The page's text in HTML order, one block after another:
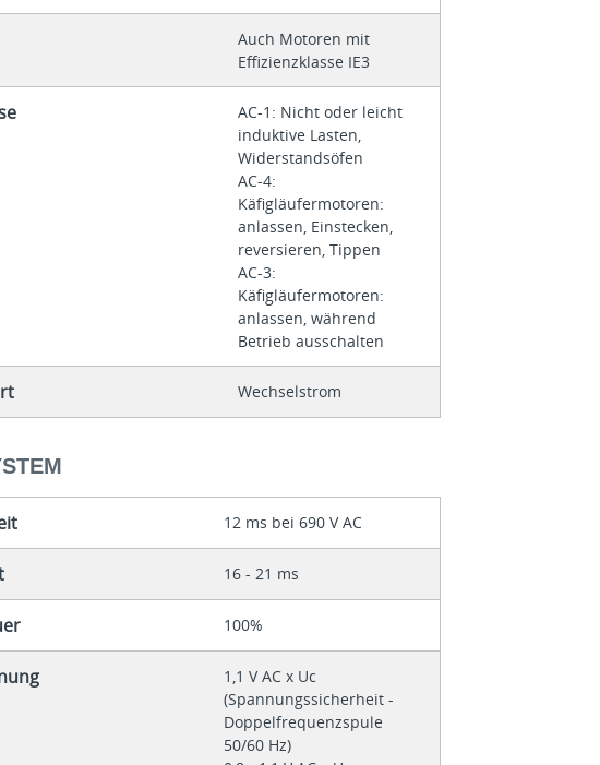
Auch Motoren mit
Effizienzklasse IE3
AC-1: Nicht oder leicht
induktive Lasten,
Widerstandsöfen
AC-4:
Käfigläufermotoren:
anlassen, Einstecken,
reversieren, Tippen
AC-3:
Käfigläufermotoren:
anlassen, während
Betrieb ausschalten
Wechselstrom
12 ms bei 690 V AC
16 - 21 ms
100%
1,1 V AC x Uc
(Spannungssicherheit -
Doppelfrequenzspule
50/60 Hz)